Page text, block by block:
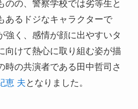
のの、警察学校では劣等生と
あるドジなキャラクターで
強く、感情が顔に出やすいタ
向けて熱心に取り組む姿が描
時の共演者である田中哲司さ
恵 夫 となりました。